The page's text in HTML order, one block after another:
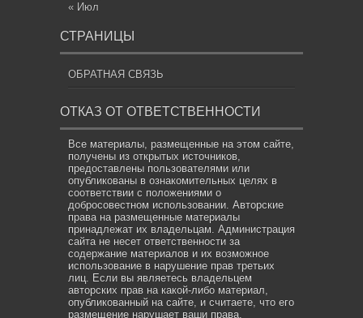
« Июл
СТРАНИЦЫ
ОБРАТНАЯ СВЯЗЬ
ОТКАЗ ОТ ОТВЕТСТВЕННОСТИ
Все материалы, размещенные на этом сайте,
получены из открытых источников,
предоставлены пользователями или
опубликованы в ознакомительных целях в
соответствии с положениями о
добросовестном использовании. Авторские
права на размещенные материалы
принадлежат их владельцам. Администрация
сайта не несет ответственности за
содержание материалов и их возможное
использование в нарушение прав третьих
лиц. Если вы являетесь владельцем
авторских прав на какой-либо материал,
опубликованный на сайте, и считаете, что его
размещение нарушает ваши права,